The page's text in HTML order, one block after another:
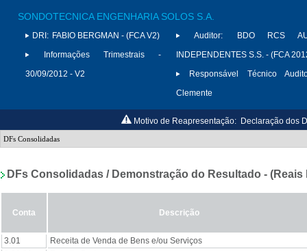
SONDOTECNICA ENGENHARIA SOLOS S.A.
DRI: FABIO BERGMAN - (FCA V2)
Informações Trimestrais -
30/09/2012 - V2
Auditor:
BDO RCS
INDEPENDENTES S.S. - (FCA
Responsável Técnico
Clemente
Motivo de Reapresentação: Declaração dos